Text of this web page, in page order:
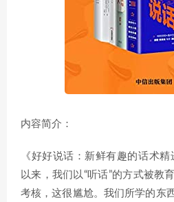
内容简介：
《好好说话：新鲜有趣的话术
以来，我们以“听话”的方式被教
考核，这很尴尬。我们所学的东